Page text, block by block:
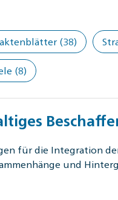
(38)
(8)
für die Integration
und